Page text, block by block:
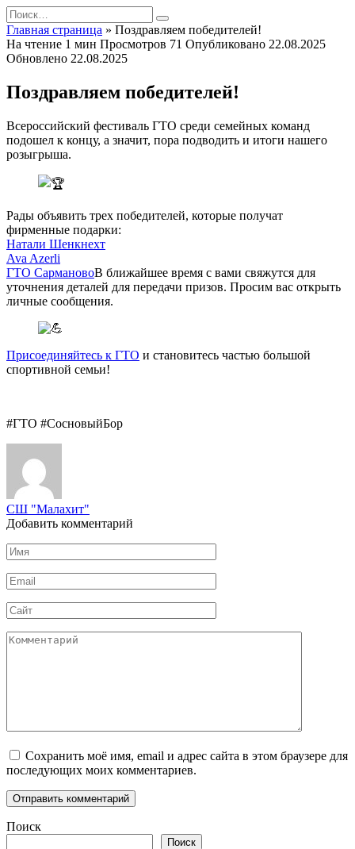
Перейти
к
содержанию
Search
for:
Главная страница » Поздравляем победителей!
На чтение 1 мин Просмотров 71 Опубликовано 22.08.2025
Обновлено 22.08.2025
Поздравляем победителей!
Всероссийский фестиваль ГТО среди семейных команд
подошел к концу, а значит, пора подводить и итоги нашего
розыгрыша.
Рады объявить трех победителей, которые получат
фирменные подарки:
Натали Шенкнехт
Ava Azerli
ГТО СармановоВ ближайшее время с вами свяжутся для
уточнения деталей для передачи призов. Просим вас открыть
личные сообщения.
Присоединяйтесь к ГТО и становитесь частью большой
спортивной семьи!
#ГТО #СосновыйБор
СШ "Малахит"
Добавить комментарий
Имя
*
Email
*
Сайт
Комментарий
Сохранить моё имя, email и адрес сайта в этом браузере для
последующих моих комментариев.
Поиск
Поиск